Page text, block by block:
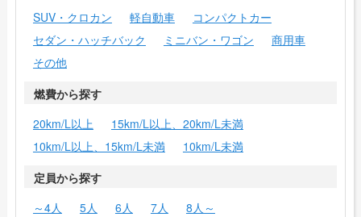
SUV・クロカン
軽自動車
コンパクトカー
セダン・ハッチバック
ミニバン・ワゴン
商用車
その他
燃費から探す
20km/L以上
15km/L以上、20km/L未満
10km/L以上、15km/L未満
10km/L未満
定員から探す
～4人
5人 6人 7人
8人～